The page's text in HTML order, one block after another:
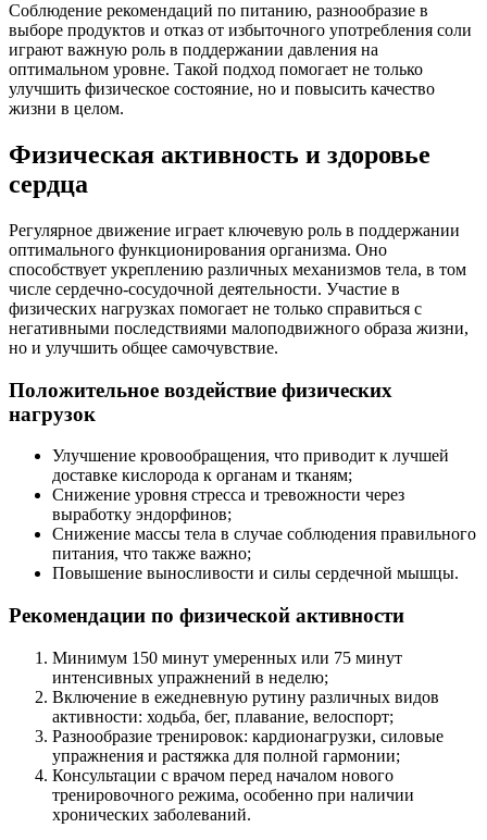
Соблюдение рекомендаций по питанию, разнообразие в
выборе продуктов и отказ от избыточного употребления соли
играют важную роль в поддержании давления на
оптимальном уровне. Такой подход помогает не только
улучшить физическое состояние, но и повысить качество
жизни в целом.
Физическая активность и здоровье
сердца
Регулярное движение играет ключевую роль в поддержании
оптимального функционирования организма. Оно
способствует укреплению различных механизмов тела, в том
числе сердечно-сосудочной деятельности. Участие в
физических нагрузках помогает не только справиться с
негативными последствиями малоподвижного образа жизни,
но и улучшить общее самочувствие.
Положительное воздействие физических
нагрузок
Улучшение кровообращения, что приводит к лучшей
доставке кислорода к органам и тканям;
Снижение уровня стресса и тревожности через
выработку эндорфинов;
Снижение массы тела в случае соблюдения правильного
питания, что также важно;
Повышение выносливости и силы сердечной мышцы.
Рекомендации по физической активности
Минимум 150 минут умеренных или 75 минут
интенсивных упражнений в неделю;
Включение в ежедневную рутину различных видов
активности: ходьба, бег, плавание, велоспорт;
Разнообразие тренировок: кардионагрузки, силовые
упражнения и растяжка для полной гармонии;
Консультации с врачом перед началом нового
тренировочного режима, особенно при наличии
хронических заболеваний.